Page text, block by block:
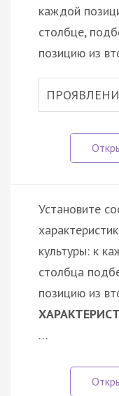
каждой
столбце,
позицию из
Установите
культуры: к
столбца
позицию из
…